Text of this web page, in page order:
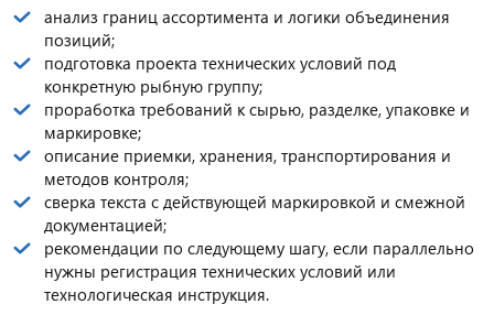
анализ границ ассортимента и логики объединения
позиций;
подготовка проекта технических условий под
конкретную рыбную группу;
проработка требований к сырью, разделке, упаковке и
маркировке;
описание приемки, хранения, транспортирования и
методов контроля;
сверка текста с действующей маркировкой и смежной
документацией;
рекомендации по следующему шагу, если параллельно
нужны регистрация технических условий или
технологическая инструкция.